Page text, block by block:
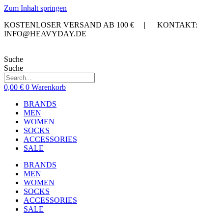
Zum Inhalt springen
KOSTENLOSER VERSAND AB 100 € | KONTAKT:
INFO@HEAVYDAY.DE
Suche
Suche
0,00 € 0 Warenkorb
BRANDS
MEN
WOMEN
SOCKS
ACCESSORIES
SALE
BRANDS
MEN
WOMEN
SOCKS
ACCESSORIES
SALE